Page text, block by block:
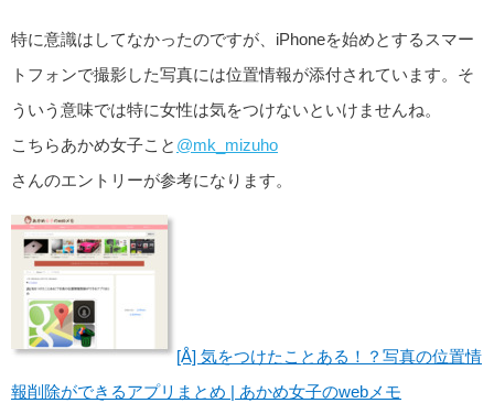
特に意識はしてなかったのですが、iPhoneを始めとするスマー
トフォンで撮影した写真には位置情報が添付されています。そ
ういう意味では特に女性は気をつけないといけませんね。
こちらあかめ女子こと @mk_mizuho
さんのエントリーが参考になります。
[Å] 気をつけたことある！？写真の位置情
報削除ができるアプリまとめ | あかめ女子のwebメモ